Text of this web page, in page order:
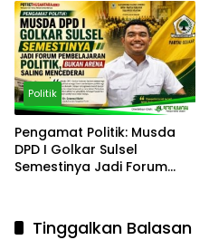
Politik
Pengamat Politik: Musda
DPD I Golkar Sulsel
Semestinya Jadi Forum
Tinggalkan Balasan